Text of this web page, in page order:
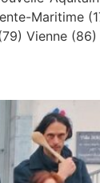
Maritime
Vienne (86)